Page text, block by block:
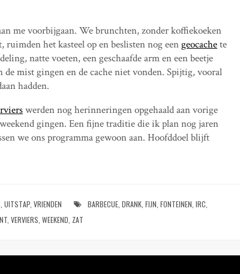
me voorbijgaan. We brunchten, zonder koffiekoeken
het kasteel op en beslisten nog eengeocachete
natte voeten, een geschaafde arm en een beetje
mist gingen en de cache niet vonden. Spijtig, vooral
hadden.
werden nog herinneringen opgehaald aan vorige
gingen. Een fijne traditie die ik plan nog jaren
we ons programma gewoon aan. Hoofddoel blijft
,UITSTAP ,VRIENDEN BARBECUE ,DRANK ,FIJN ,FONTEINEN ,IRC
,VERVIERS ,WEEKEND ZAT